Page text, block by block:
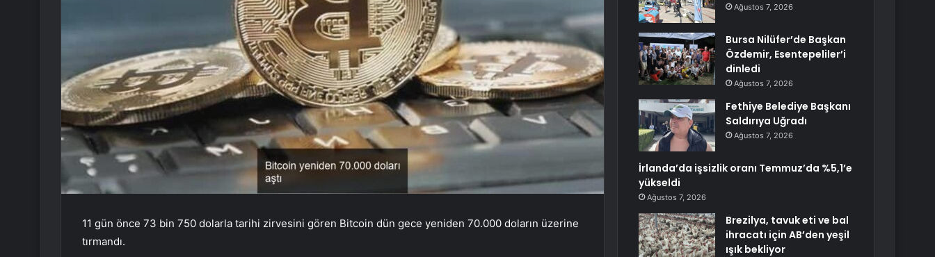
11 gün önce 73 bin 750 dolarla tarihi zirvesini gören Bitcoin dün gece yeniden 70.000 doların üzerine
tırmandı.
Ağustos 7, 2026
Bursa Nilüfer’de Başkan
Özdemir, Esentepeliler’i
dinledi
Ağustos 7, 2026
Fethiye Belediye Başkanı
Saldırıya Uğradı
Ağustos 7, 2026
İrlanda’da işsizlik oranı Temmuz’da %5,1’e
yükseldi
Ağustos 7, 2026
Brezilya, tavuk eti ve bal
ihracatı için AB’den yeşil
ışık bekliyor